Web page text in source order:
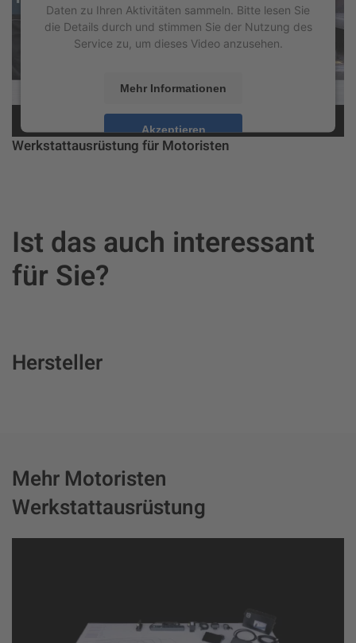
Daten zu Ihren Aktivitäten sammeln. Bitte lesen Sie
die Details durch und stimmen Sie der Nutzung des
Service zu, um dieses Video anzusehen.
Mehr Informationen
Akzeptieren
Usercentrics Consent Management
Werkstattausrüstung für Motoristen
Ist das auch interessant
für Sie?
Hersteller
Mehr Motoristen
Werkstattausrüstung